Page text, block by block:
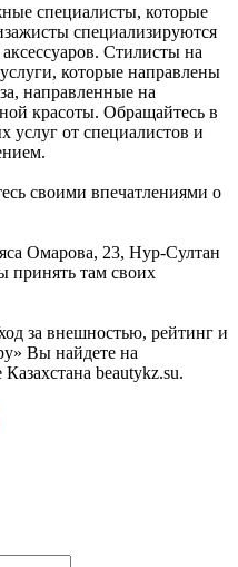
специалисты, которые
специализируются
Стилисты на
которые направлены
направленные на
красоты. Обращайтесь в
услуг от специалистов и
своими впечатлениями о
Омарова, 23, Нур-Султан
принять там своих
за внешностью, рейтинг и
Вы найдете на
beautykz.su.